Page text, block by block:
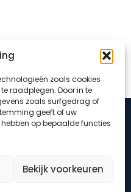
zoals cookies
raadplegen. Door in te
zoals surfgedrag of
geeft of uw
op bepaalde functies
Bekijk voorkeuren